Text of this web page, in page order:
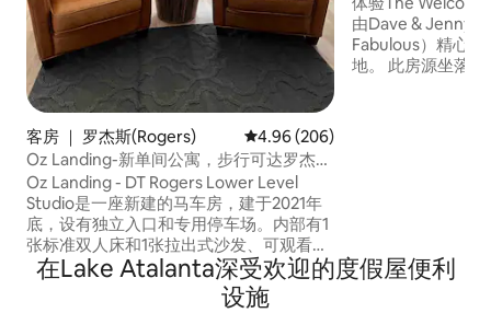
客房 ｜ 罗杰斯(Rogers) 平均评分 4.96 分（满分 5 分），
4.96 (206)
Oz Landing-新单间公寓，步行可达罗杰斯
（Rogers）市中心
Oz Landing - DT Rogers Lower Level
Studio是一座新建的马车房，建于2021年
底，设有独立入口和专用停车场。内部有1
张标准双人床和1张拉出式沙发、可观看您
最喜爱的应用程序的电视、带SARIS架的安
全自行车存放处、冷热自行车洗涤、火
坑、带座位的露台，距离比弗湖（Beaver
由Dave & Jenny
Fabulous）精心
地。 此房源坐落
在Lake Atalanta深受欢迎的度假屋便利
设施